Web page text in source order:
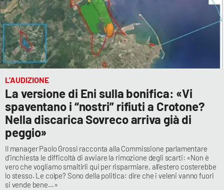
Venti di comunicazione
STREAMING
LaC TV
LaC Network
LaC OnAir
EDIZIONI
LOCALI
L’AUDIZIONE
La versione di Eni sulla bonifica: «Vi
spaventano i “nostri” rifiuti a Crotone?
Nella discarica Sovreco arriva già di
peggio»
Il manager Paolo Grossi racconta alla Commissione parlamentare
d’inchiesta le difficoltà di avviare la rimozione degli scarti: «Non è
vero che vogliamo smaltirli qui per risparmiare, all’estero costerebbe
lo stesso. Le colpe? Sono della politica: dire che i veleni vanno fuori
si vende bene…»